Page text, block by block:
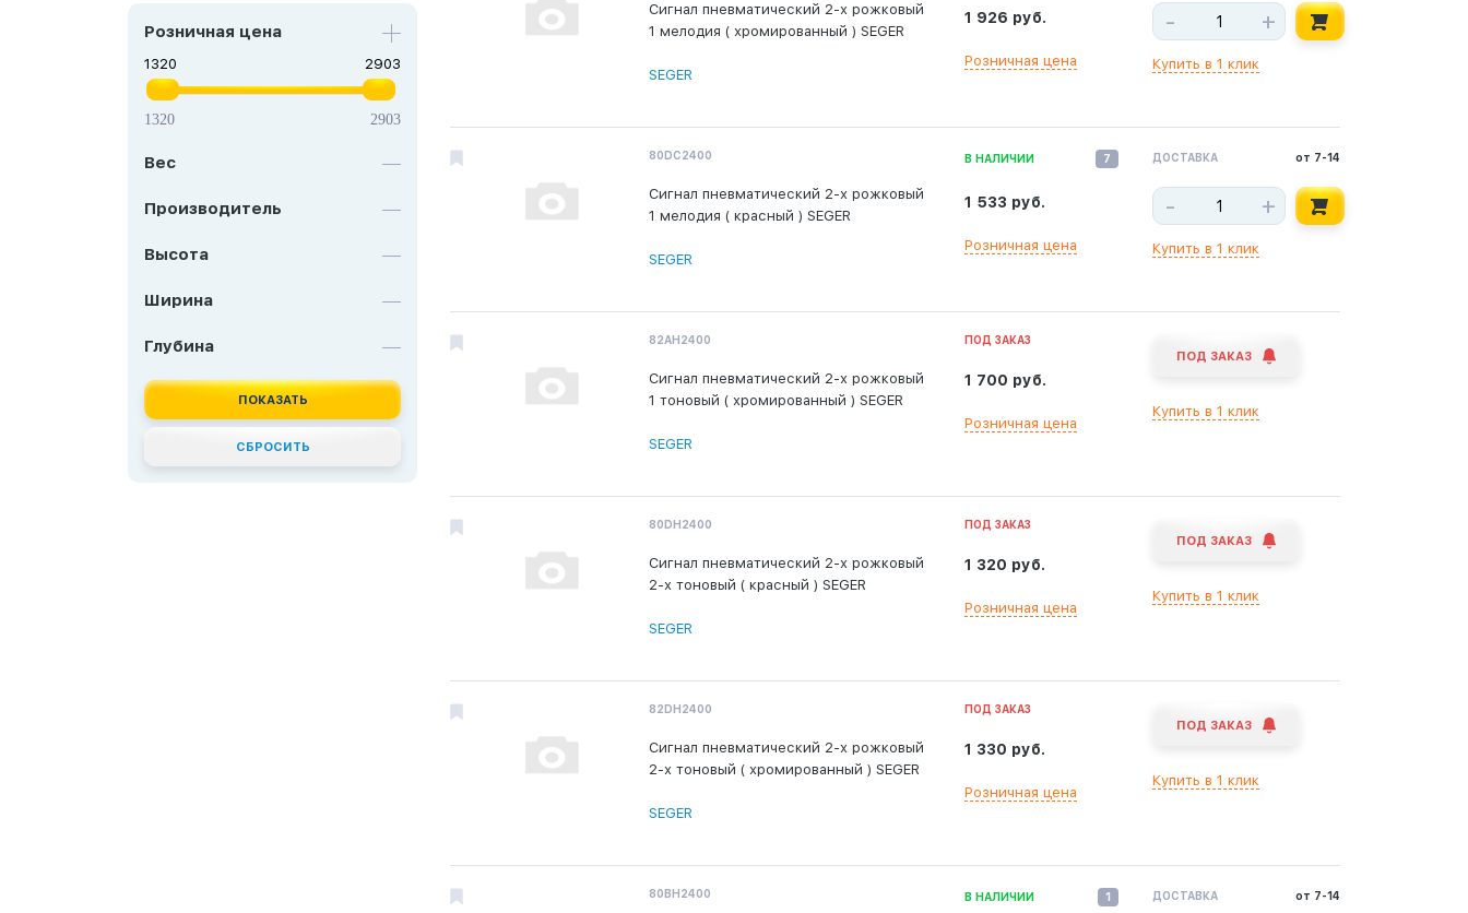
Розничная цена
1320 2903
Вес
Производитель
Высота
Ширина
Глубина
Сигнал пневматический 2-х рожковый
1 мелодия ( хромированный ) SEGER
SEGER
1 926 руб.
Розничная цена
- +
Купить в 1 клик
80DC2400
Сигнал пневматический 2-х рожковый
1 мелодия ( красный ) SEGER
SEGER
В НАЛИЧИИ 7
1 533 руб.
Розничная цена
ДОСТАВКА от 7-14
- +
Купить в 1 клик
82АН2400
Сигнал пневматический 2-х рожковый
1 тоновый ( хромированный ) SEGER
SEGER
ПОД ЗАКАЗ
1 700 руб.
Розничная цена
ПОД ЗАКАЗ
Купить в 1 клик
80DH2400
Сигнал пневматический 2-х рожковый
2-х тоновый ( красный ) SEGER
SEGER
ПОД ЗАКАЗ
1 320 руб.
Розничная цена
ПОД ЗАКАЗ
Купить в 1 клик
82DH2400
Сигнал пневматический 2-х рожковый
2-х тоновый ( хромированный ) SEGER
SEGER
ПОД ЗАКАЗ
1 330 руб.
Розничная цена
ПОД ЗАКАЗ
Купить в 1 клик
80ВН2400 В НАЛИЧИИ 1 ДОСТАВКА от 7-14